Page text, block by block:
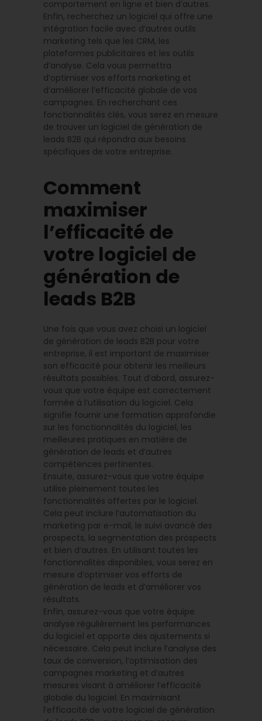
comportement en ligne et bien d’autres.
Enfin, recherchez un logiciel qui offre une
intégration facile avec d’autres outils
marketing tels que les CRM, les
plateformes publicitaires et les outils
d’analyse. Cela vous permettra
d’optimiser vos efforts marketing et
d’améliorer l’efficacité globale de vos
campagnes. En recherchant ces
fonctionnalités clés, vous serez en mesure
de trouver un logiciel de génération de
leads B2B qui répondra aux besoins
spécifiques de votre entreprise.
Comment
maximiser
l’efficacité de
votre logiciel de
génération de
leads B2B
Une fois que vous avez choisi un logiciel
de génération de leads B2B pour votre
entreprise, il est important de maximiser
son efficacité pour obtenir les meilleurs
résultats possibles. Tout d’abord, assurez-
vous que votre équipe est correctement
formée à l’utilisation du logiciel. Cela
signifie fournir une formation approfondie
sur les fonctionnalités du logiciel, les
meilleures pratiques en matière de
génération de leads et d’autres
compétences pertinentes.
Ensuite, assurez-vous que votre équipe
utilise pleinement toutes les
fonctionnalités offertes par le logiciel.
Cela peut inclure l’automatisation du
marketing par e-mail, le suivi avancé des
prospects, la segmentation des prospects
et bien d’autres. En utilisant toutes les
fonctionnalités disponibles, vous serez en
mesure d’optimiser vos efforts de
génération de leads et d’améliorer vos
résultats.
Enfin, assurez-vous que votre équipe
analyse régulièrement les performances
du logiciel et apporte des ajustements si
nécessaire. Cela peut inclure l’analyse des
taux de conversion, l’optimisation des
campagnes marketing et d’autres
mesures visant à améliorer l’efficacité
globale du logiciel. En maximisant
l’efficacité de votre logiciel de génération